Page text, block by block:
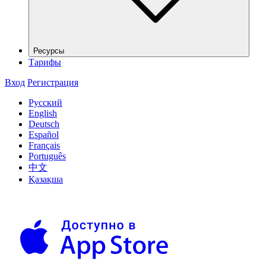
Ресурсы
Тарифы
Вход Регистрация
Русский
English
Deutsch
Español
Français
Português
中文
Қазақша